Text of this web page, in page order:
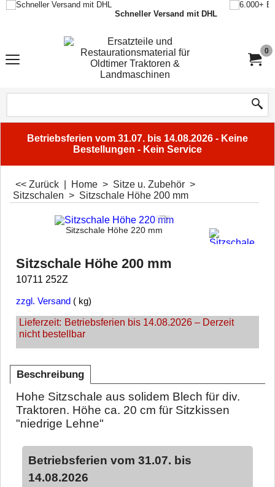
Schneller Versand mit DHL
0
Betriebsferien vom 31.07. bis 14.08.2026 - Keine
Bestellungen - Kein Service
<< Zurück Home > Sitze u. Zubehör >
Sitzschalen > Sitzschale Höhe 200 mm
Sitzschale Höhe 220 mm
Sitzschale Höhe 200 mm
10711 252Z
zzgl. Versand kg
Lieferzeit: Betriebsferien bis 14.08.2026 – Derzeit
nicht bestellbar
Beschreibung
Hohe Sitzschale aus solidem Blech für div.
Traktoren. Höhe ca. 20 cm für Sitzkissen
"niedrige Lehne"
Betriebsferien vom 31.07. bis
14.08.2026